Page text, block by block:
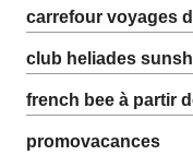
carrefour voyages
club heliades
french bee à partir
promovacances